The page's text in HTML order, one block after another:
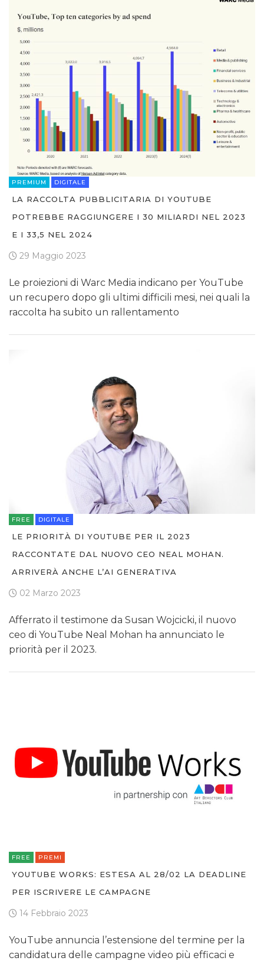
PREMIUM DIGITALE
LA RACCOLTA PUBBLICITARIA DI YOUTUBE
POTREBBE RAGGIUNGERE I 30 MILIARDI NEL 2023
E I 33,5 NEL 2024
29 Maggio 2023
Le proiezioni di Warc Media indicano per YouTube
un recupero dopo gli ultimi difficili mesi, nei quali la
raccolta ha subito un rallentamento
FREE DIGITALE
LE PRIORITÀ DI YOUTUBE PER IL 2023
RACCONTATE DAL NUOVO CEO NEAL MOHAN.
ARRIVERÀ ANCHE L’AI GENERATIVA
02 Marzo 2023
Afferrato il testimone da Susan Wojcicki, il nuovo
ceo di YouTube Neal Mohan ha annunciato le
priorità per il 2023.
FREE PREMI
YOUTUBE WORKS: ESTESA AL 28/02 LA DEADLINE
PER ISCRIVERE LE CAMPAGNE
14 Febbraio 2023
YouTube annuncia l’estensione del termine per la
candidatura delle campagne video più efficaci e